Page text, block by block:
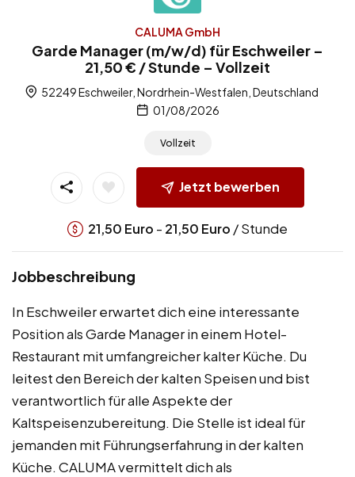
CALUMA GmbH
Garde Manager (m/w/d) für Eschweiler –
21,50 € / Stunde – Vollzeit
52249 Eschweiler, Nordrhein-Westfalen, Deutschland
01/08/2026
Vollzeit
Jetzt bewerben
21,50 Euro - 21,50 Euro / Stunde
Jobbeschreibung
In Eschweiler erwartet dich eine interessante
Position als Garde Manager in einem Hotel-
Restaurant mit umfangreicher kalter Küche. Du
leitest den Bereich der kalten Speisen und bist
verantwortlich für alle Aspekte der
Kaltspeisenzubereitung. Die Stelle ist ideal für
jemanden mit Führungserfahrung in der kalten
Küche. CALUMA vermittelt dich als